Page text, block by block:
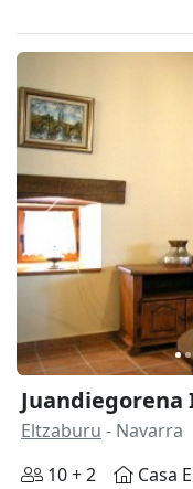
Anterior
Juandiegorena
Eltzaburu - Navarra
10 + 2
Casa